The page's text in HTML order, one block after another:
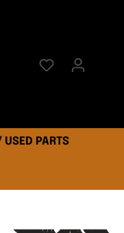
USED PARTS